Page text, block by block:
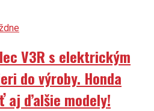
V3R s elektrickým
do výroby. Honda
aj ďalšie modely!